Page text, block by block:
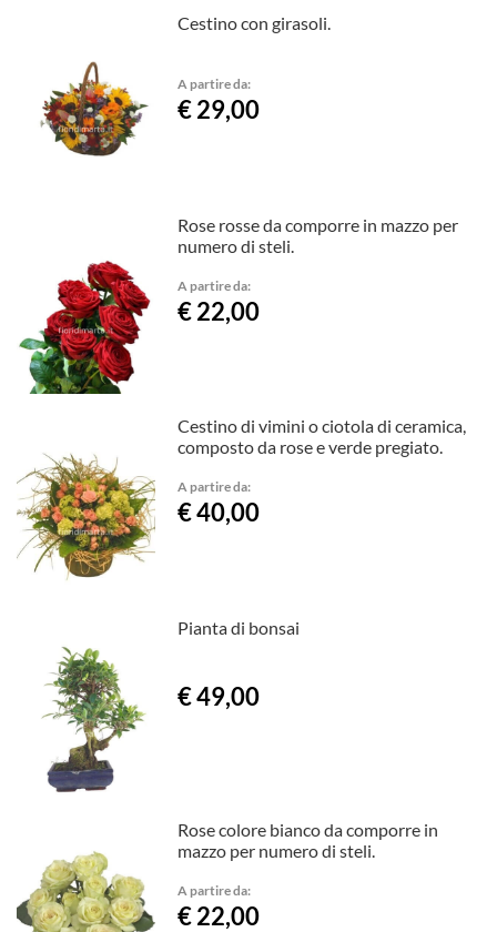
Cestino con girasoli.
A partire da:
€ 29,00
Rose rosse da comporre in mazzo per
numero di steli.
A partire da:
€ 22,00
Cestino di vimini o ciotola di ceramica,
composto da rose e verde pregiato.
A partire da:
€ 40,00
Pianta di bonsai
€ 49,00
Rose colore bianco da comporre in
mazzo per numero di steli.
A partire da:
€ 22,00